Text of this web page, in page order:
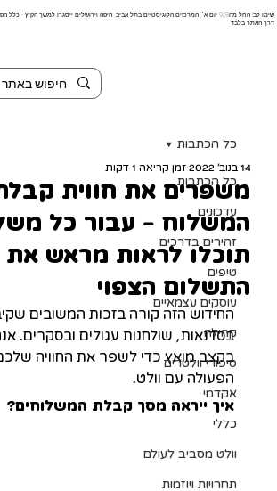
שימו לב! החל מה9/8 יום א׳, המרכזים הלוגיסטיים בתל אביב, חיפה וירושלים ייסגרו למשך
דרך האתר בלבד
כל הכתבות
עדכונים
זהירים בדרכים
טיפים
עוסקים עצמאיים
קהילה
סיפורי וולטרים
אקדמי
כללי
וולט מסביב לעולם
תחרויות ויוזמות
כל הכתבות
משפרים את חווית
המשלוח - עבור כל
תוכלו לראות מראש את
התשלום הצפוי
14 בנוב׳ 2022 זמן קריאה 1 דקות
החידוש הזה קורה בזכות המשובים
בסדנאות, שולחנות עגולים ובסקרים.
בקצב מואץ כדי לשפר את החוויה
הפעולה עם וולט.
איך ייראה מסך קבלת המשלוחים?